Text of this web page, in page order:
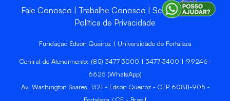
Fale Conosco Trabalhe Conosco
Sempre Unifor
Política de Privacidade
Fundação Edson Queiroz | Universidade de Fortaleza
Central de Atendimento: (85) 3477-3000 | 3477-3400 | 99246-
6625 (WhatsApp)
Av. Washington Soares, 1321 - Edson Queiroz - CEP 60811-905 -